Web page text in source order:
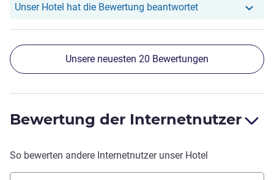
Unser Hotel hat die Bewertung beantwortetUnser Hotel hat
Unsere neuesten 20 Bewertungen
Bewertung der Internetnutzer
So bewerten andere Internetnutzer unser Hotel